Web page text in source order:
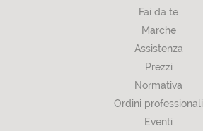
Fai da te
Marche
Assistenza
Prezzi
Normativa
Ordini professionali
Eventi